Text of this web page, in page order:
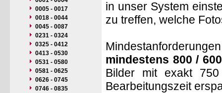
0005 - 0017
0018 - 0044
0045 - 0087
0231 - 0324
0325 - 0412
0413 - 0530
0531 - 0580
0581 - 0625
0626 - 0745
0746 - 0835
in unser System
zu treffen, welche
mindestens 800 /
Bilder mit exakt
Bearbeitungszeit